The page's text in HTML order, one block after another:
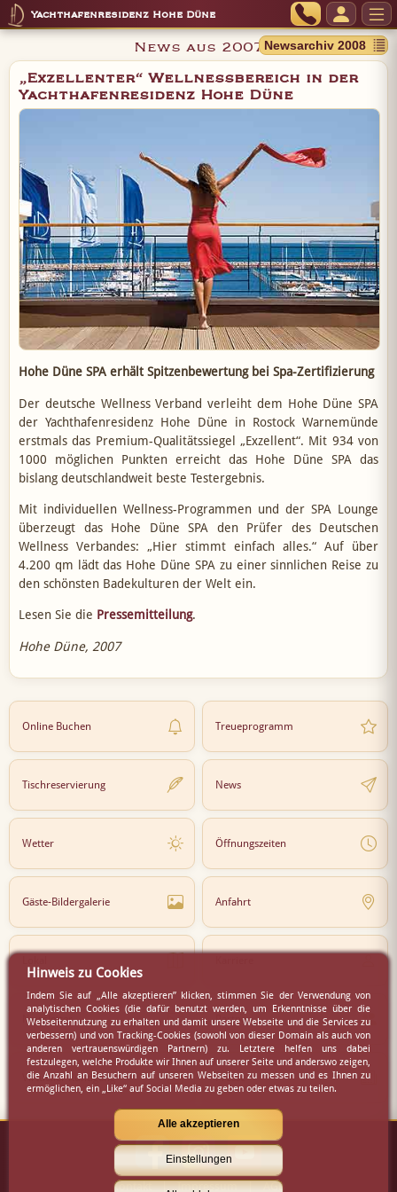
Yachthafenresidenz Hohe Düne
News aus 2007
„Exzellenter“ Wellnessbereich in der
Yachthafenresidenz Hohe Düne
Hohe Düne SPA erhält Spitzenbewertung bei Spa-Zertifizierung
Der deutsche Wellness Verband verleiht dem Hohe Düne SPA
der Yachthafenresidenz Hohe Düne in Rostock Warnemünde
erstmals das Premium-Qualitätssiegel „Exzellent“. Mit 934 von
1000 möglichen Punkten erreicht das Hohe Düne SPA das
bislang deutschlandweit beste Testergebnis.
Mit individuellen Wellness-Programmen und der SPA Lounge
überzeugt das Hohe Düne SPA den Prüfer des Deutschen
Wellness Verbandes: „Hier stimmt einfach alles.“ Auf über
4.200 qm lädt das Hohe Düne SPA zu einer sinnlichen Reise zu
den schönsten Badekulturen der Welt ein.
Lesen Sie die Pressemitteilung.
Hohe Düne, 2007
Online Buchen Treueprogramm
Tischreservierung News
Wetter Öffnungszeiten
Gäste-Bildergalerie Anfahrt
Newsletter Partner
Virtueller Rundgang Presse
Kontakt|Impressum|AGB
Hinweis zu Cookies
Indem Sie auf „Alle akzeptieren” klicken, stimmen Sie der Verwendung von
analytischen Cookies (die dafür benutzt werden, um Erkenntnisse über die
Webseitennutzung zu erhalten und damit unsere Webseite und die Services zu
verbessern) und von Tracking-Cookies (sowohl von dieser Domain als auch von
anderen vertrauenswürdigen Partnern) zu. Letztere helfen uns dabei
festzulegen, welche Produkte wir Ihnen auf unserer Seite und anderswo zeigen,
die Anzahl an Besuchern auf unseren Webseiten zu messen und es Ihnen zu
ermöglichen, ein „Like“ auf Social Media zu geben oder etwas zu teilen.
Alle akzeptieren
Einstellungen